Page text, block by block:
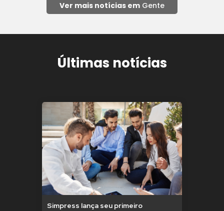
Ver mais notícias em Gente
Últimas notícias
Simpress lança seu primeiro